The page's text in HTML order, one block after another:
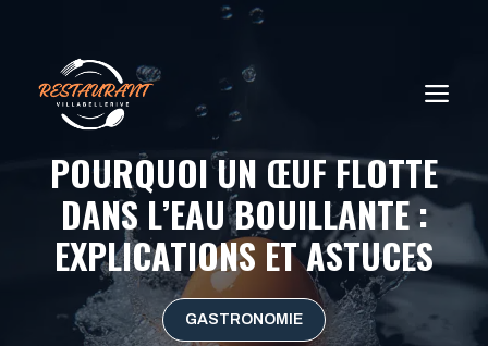
contenu
POURQUOI UN ŒUF FLOTTE
DANS L’EAU BOUILLANTE :
EXPLICATIONS ET ASTUCES
GASTRONOMIE